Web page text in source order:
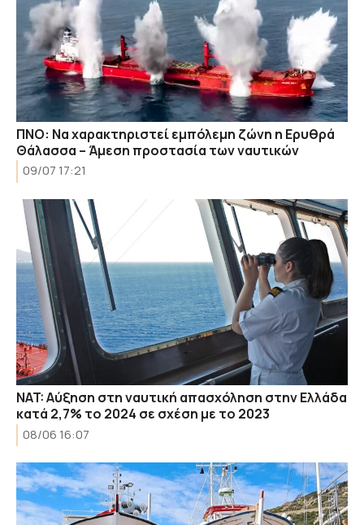
ΠΝΟ: Να χαρακτηριστεί εμπόλεμη ζώνη η Ερυθρά
Θάλασσα – Άμεση προστασία των ναυτικών
09/07 17:21
NAT: Αύξηση στη ναυτική απασχόληση στην Ελλάδα
κατά 2,7% το 2024 σε σχέση με το 2023
08/06 16:07